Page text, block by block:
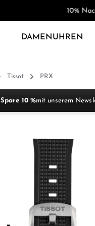
10%
DAMENUHREN
Tissot PRX
Spare 10 %mit unserem